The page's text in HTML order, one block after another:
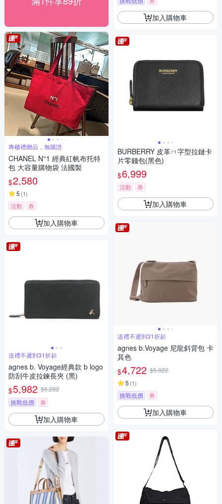
專櫃禮贈品，無購證
CHANEL N°1 經典紅帆布托特
包 大容量購物袋 法國製
$2,580
5 (1)
活動 券
加入購物車
送禮不遲到31折起
agnes b. Voyage經典款 b logo
防刮牛皮拉鍊長夾 (黑)
$5,982 $6,282
挑戰低價
券
加入購物車
加入購物車
BURBERRY 皮革ㄇ字型拉鏈卡
片零錢包(黑色)
$6,999
活動 券
加入購物車
送禮不遲到31折起
agnes b.Voyage 尼龍斜背包 卡
其色
$4,722 $5,022
5 (1)
挑戰低價 券
加入購物車